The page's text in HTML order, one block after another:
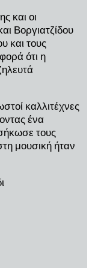
και οι
Βοργιατζίδου
και τους
ότι η
καλλιτέχνες
ένα
τους
μουσική ήταν